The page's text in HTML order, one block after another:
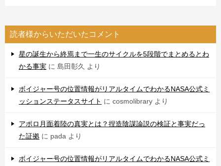
読者様からいただいたコメント
星の誕生から終焉まで一生のサイクルを5段階でまとめるとわ
かる事実 に 島田彰久 より
ボイジャー号の位置情報がリアルタイムでわかるNASA公式ミ
ッションステータスサイト に cosmolibrary より
アポロ月面着陸の真実とは？捏造陰謀論説の検証と事実だっ
た証拠 に pada より
ボイジャー号の位置情報がリアルタイムでわかるNASA公式ミ